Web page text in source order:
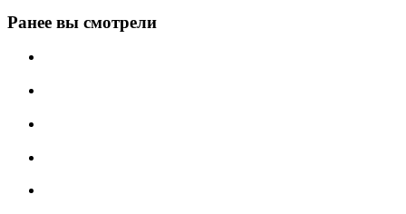
Ранее вы смотрели